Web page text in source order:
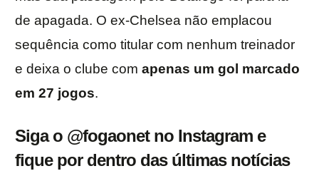
de apagada. O ex-Chelsea não emplacou
sequência como titular com nenhum treinador
e deixa o clube com apenas um gol marcado
em 27 jogos.
Siga o @fogaonet no Instagram e
fique por dentro das últimas notícias